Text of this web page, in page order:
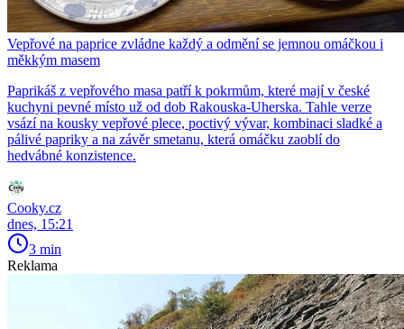
Vepřové na paprice zvládne každý a odmění se jemnou omáčkou i
měkkým masem
Paprikáš z vepřového masa patří k pokrmům, které mají v české
kuchyni pevné místo už od dob Rakouska-Uherska. Tahle verze
vsází na kousky vepřové plece, poctivý vývar, kombinaci sladké a
pálivé papriky a na závěr smetanu, která omáčku zaoblí do
hedvábné konzistence.
Cooky.cz
dnes, 15:21
3 min
Reklama